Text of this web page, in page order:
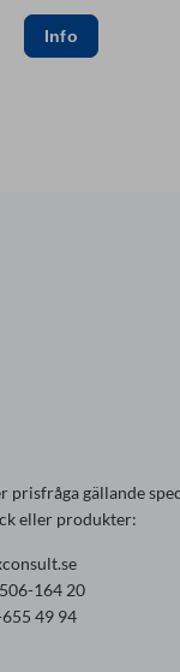
prisfråga gällande
eller produkter:
164 20
49 94